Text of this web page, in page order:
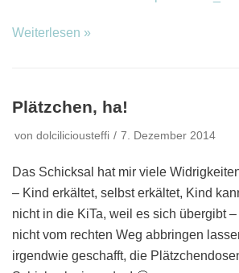
Weiterlesen »
Plätzchen, ha!
von dolciliciousteffi 7. Dezember 2014
Das Schicksal hat mir viele
– Kind erkältet, selbst erkältet, Kind
nicht in die KiTa, weil es sich übergibt
nicht vom rechten Weg abbringen
irgendwie geschafft, die